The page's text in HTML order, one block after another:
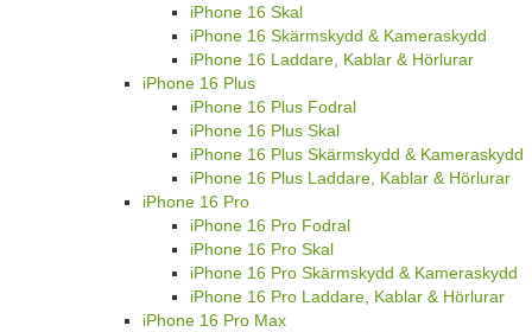
iPhone 16 Skal
iPhone 16 Skärmskydd & Kameraskydd
iPhone 16 Laddare, Kablar & Hörlurar
iPhone 16 Plus
iPhone 16 Plus Fodral
iPhone 16 Plus Skal
iPhone 16 Plus Skärmskydd & Kameraskydd
iPhone 16 Plus Laddare, Kablar & Hörlurar
iPhone 16 Pro
iPhone 16 Pro Fodral
iPhone 16 Pro Skal
iPhone 16 Pro Skärmskydd & Kameraskydd
iPhone 16 Pro Laddare, Kablar & Hörlurar
iPhone 16 Pro Max